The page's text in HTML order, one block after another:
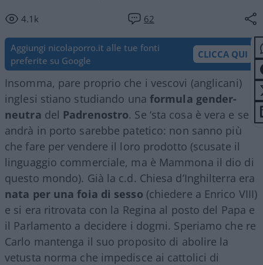
4.1k 62
Aggiungi nicolaporro.it alle tue fonti
preferite su Google
CLICCA QUI
Insomma, pare proprio che i vescovi (anglicani)
inglesi stiano studiando una formula gender-
neutra del Padrenostro. Se ‘sta cosa è vera e se
andrà in porto sarebbe patetico: non sanno più
che fare per vendere il loro prodotto (scusate il
linguaggio commerciale, ma è Mammona il dio di
questo mondo). Già la c.d. Chiesa d’Inghilterra era
nata per una foia di sesso (chiedere a Enrico VIII)
e si era ritrovata con la Regina al posto del Papa e
il Parlamento a decidere i dogmi. Speriamo che re
Carlo mantenga il suo proposito di abolire la
vetusta norma che impedisce ai cattolici di